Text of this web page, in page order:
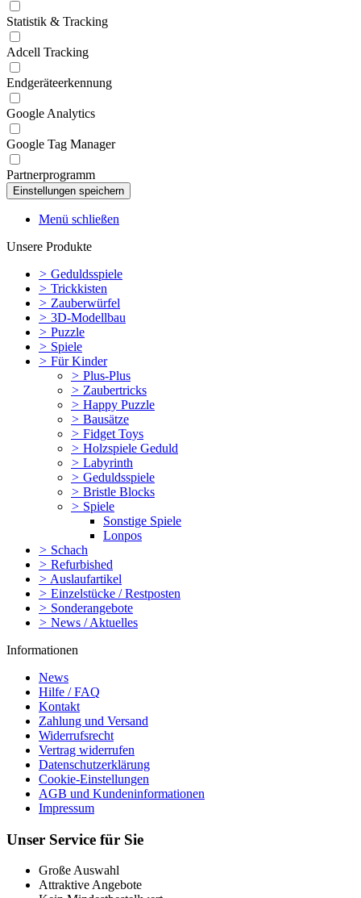
Statistik & Tracking
Adcell Tracking
Endgeräteerkennung
Google Analytics
Google Tag Manager
Partnerprogramm
Menü schließen
Unsere Produkte
> Geduldsspiele
> Trickkisten
> Zauberwürfel
> 3D-Modellbau
> Puzzle
> Spiele
> Für Kinder
> Plus-Plus
> Zaubertricks
> Happy Puzzle
> Bausätze
> Fidget Toys
> Holzspiele Geduld
> Labyrinth
> Geduldsspiele
> Bristle Blocks
> Spiele
Sonstige Spiele
Lonpos
> Schach
> Refurbished
> Auslaufartikel
> Einzelstücke / Restposten
> Sonderangebote
> News / Aktuelles
Informationen
News
Hilfe / FAQ
Kontakt
Zahlung und Versand
Widerrufsrecht
Vertrag widerrufen
Datenschutzerklärung
Cookie-Einstellungen
AGB und Kundeninformationen
Impressum
Unser Service für Sie
Große Auswahl
Attraktive Angebote